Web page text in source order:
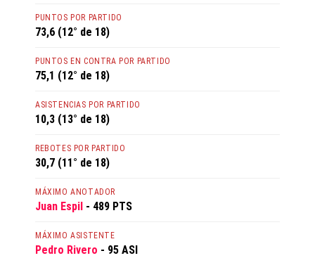
PUNTOS POR PARTIDO
73,6 (12° de 18)
PUNTOS EN CONTRA POR PARTIDO
75,1 (12° de 18)
ASISTENCIAS POR PARTIDO
10,3 (13° de 18)
REBOTES POR PARTIDO
30,7 (11° de 18)
MÁXIMO ANOTADOR
Juan Espil - 489 PTS
MÁXIMO ASISTENTE
Pedro Rivero - 95 ASI